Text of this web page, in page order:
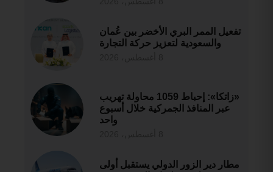
تفعيل الممر البري الأخضر بين عُمان
والسعودية لتعزيز حركة التجارة
«زاتكا»: إحباط 1059 محاولة تهريب
عبر المنافذ الجمركية خلال أسبوع
واحد
مطار دير الزور الدولي يستقبل أولى